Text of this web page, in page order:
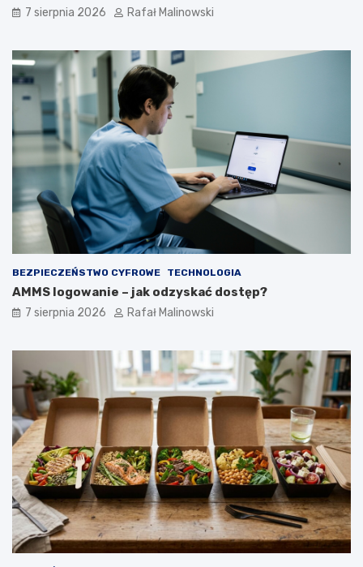
7 sierpnia 2026 Rafał Malinowski
BEZPIECZEŃSTWO CYFROWE TECHNOLOGIA
AMMS logowanie – jak odzyskać dostęp?
7 sierpnia 2026 Rafał Malinowski